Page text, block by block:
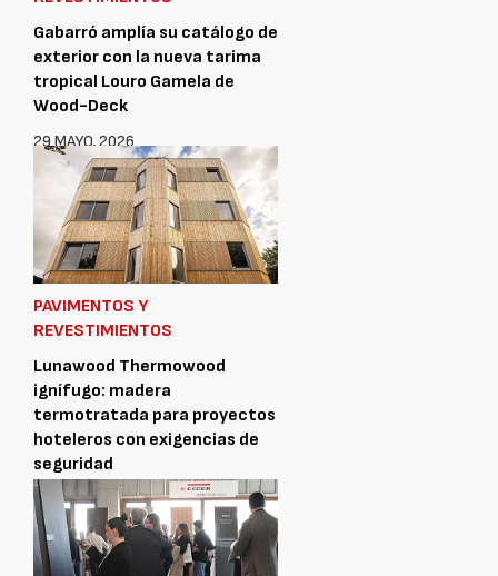
Gabarró amplía su catálogo de
exterior con la nueva tarima
tropical Louro Gamela de
Wood-Deck
29 MAYO, 2026
PAVIMENTOS Y
REVESTIMIENTOS
Lunawood Thermowood
ignífugo: madera
termotratada para proyectos
hoteleros con exigencias de
seguridad
8 MAYO, 2026